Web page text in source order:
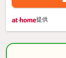
提供